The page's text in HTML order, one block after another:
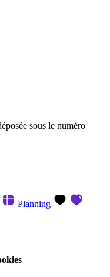
sous le numéro
Planning